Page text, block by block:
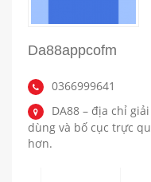
Da88appcofm
0366999641
DA88 – địa chỉ
dùng và bố cục trực
hơn.